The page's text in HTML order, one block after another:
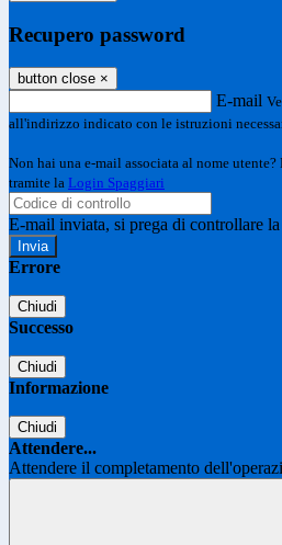
Recupero password
button close ×
E-mail
all'indirizzo indicato con le istruzioni
Non hai una e-mail associata al nome
tramite la Login Spaggiari
E-mail inviata, si prega di controllare
Errore
Chiudi
Successo
Chiudi
Informazione
Chiudi
Attendere...
Attendere il completamento